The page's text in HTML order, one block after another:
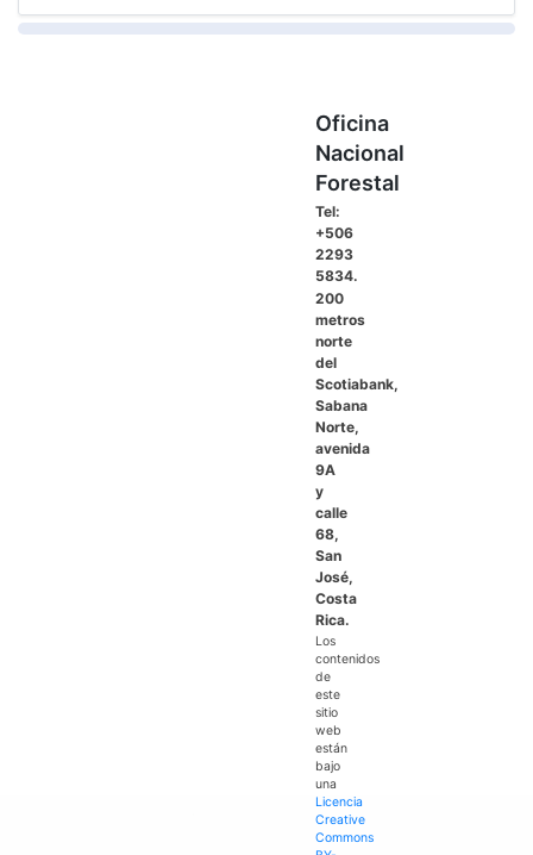
Oficina
Nacional
Forestal
Tel:
+506
2293
5834.
200
metros
norte
del
Scotiabank,
Sabana
Norte,
avenida
9A
y
calle
68,
San
José,
Costa
Rica.
Los
contenidos
de
este
sitio
web
están
bajo
una
Licencia
Creative
Commons